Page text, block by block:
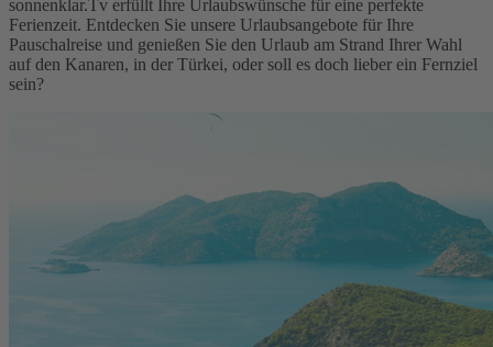
sonnenklar.Tv erfüllt Ihre Urlaubswünsche für eine perfekte
Ferienzeit. Entdecken Sie unsere Urlaubsangebote für Ihre
Pauschalreise und genießen Sie den Urlaub am Strand Ihrer Wahl
auf den Kanaren, in der Türkei, oder soll es doch lieber ein Fernziel
sein?